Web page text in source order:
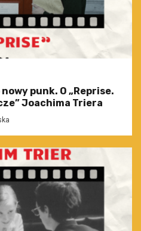
punk. O „Reprise.
Joachima Triera